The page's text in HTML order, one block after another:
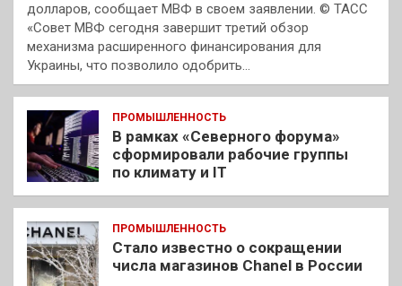
долларов, сообщает МВФ в своем заявлении. © ТАСС
«Совет МВФ сегодня завершит третий обзор
механизма расширенного финансирования для
Украины, что позволило одобрить…
ПРОМЫШЛЕННОСТЬ
В рамках «Северного форума»
сформировали рабочие группы
по климату и IT
ПРОМЫШЛЕННОСТЬ
Стало известно о сокращении
числа магазинов Chanel в России